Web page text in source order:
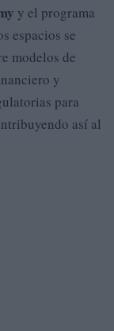
y el programa
espacios se
modelos de
y
para
así al